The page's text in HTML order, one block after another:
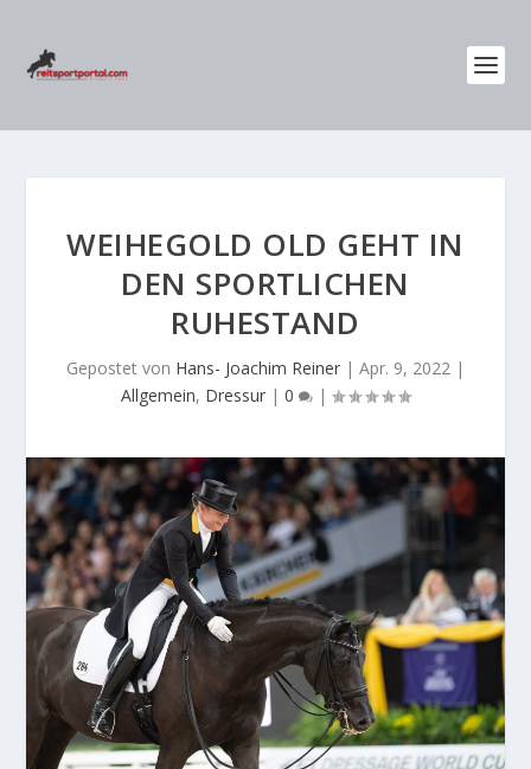
WEIHEGOLD OLD GEHT IN
DEN SPORTLICHEN
RUHESTAND
Gepostet von Hans- Joachim Reiner | Apr. 9, 2022 |
Allgemein, Dressur | 0 |